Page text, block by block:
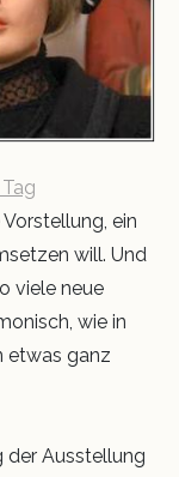
ein
will. Und
viele neue
wie in
etwas ganz
der Ausstellung